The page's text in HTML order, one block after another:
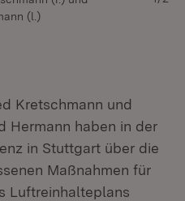
(l.)
Kretschmann und
Hermann haben in der
in Stuttgart über die
Maßnahmen für
Luftreinhalteplans